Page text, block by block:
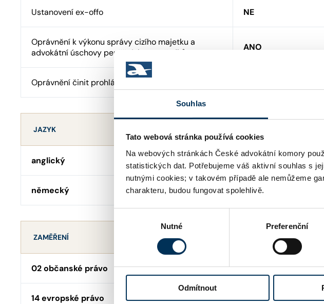
Souhlas
Tato webová stránka používá cookies
Na webových stránkách České advokátní komory
statistických dat. Potřebujeme váš aktivní souhlas s
nutnými cookies; v takovém případě ale nemůžeme
charakteru, budou fungovat spolehlivě.
Nutné Preferenční
Odmítnout
Ustanovení ex-offo NE
Oprávnění k výkonu správy cizího majetku a
advokátní úschovy peněžních prostředků
ANO
Oprávnění činit prohlášení o pravosti podpisu
JAZYK
anglický
německý
ZAMĚŘENÍ
02 občanské právo
14 evropské právo